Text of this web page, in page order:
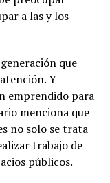
a las y los
que
Y
emprendido para
menciona que
no solo se trata
trabajo de
públicos.